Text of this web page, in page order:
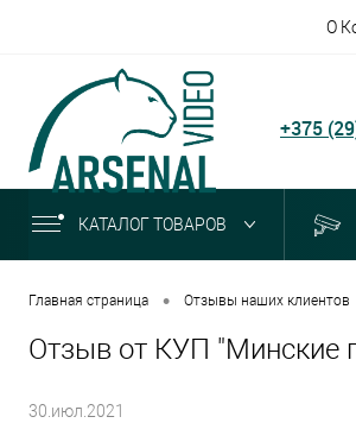
О
+375
КАТАЛОГ ТОВАРОВ
Главная страница • Отзывы наших клиентов
Отзыв от КУП "Минские
30.июл.2021